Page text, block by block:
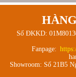
Số ĐKKD:
Fanpage:
Showroom: Số 21B5